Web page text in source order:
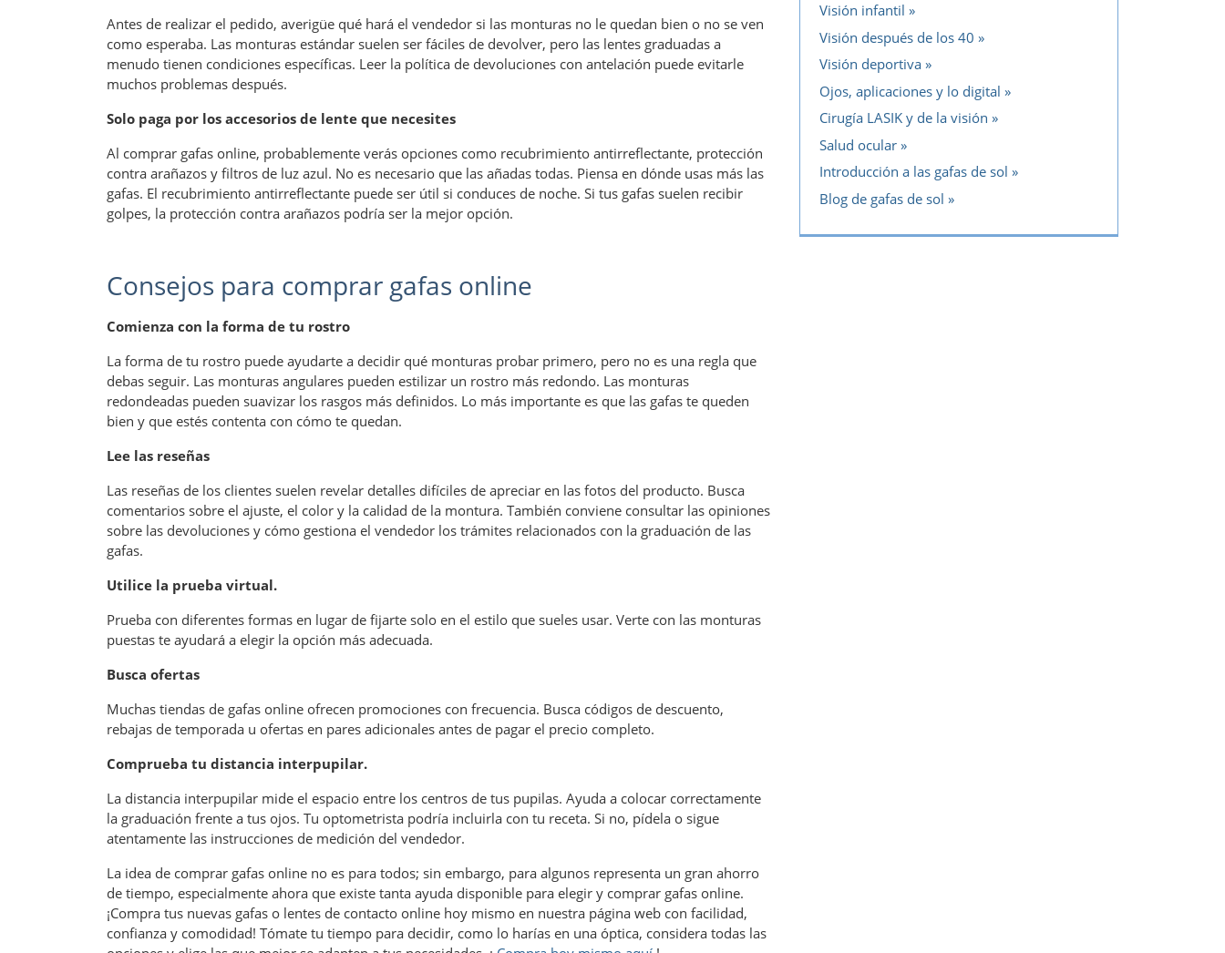
Antes de realizar el pedido, averigüe qué hará el vendedor si las monturas no le quedan bien o no se ven
como esperaba. Las monturas estándar suelen ser fáciles de devolver, pero las lentes graduadas a
menudo tienen condiciones específicas. Leer la política de devoluciones con antelación puede evitarle
muchos problemas después.
Solo paga por los accesorios de lente que necesites
Al comprar gafas online, probablemente verás opciones como recubrimiento antirreflectante, protección
contra arañazos y filtros de luz azul. No es necesario que las añadas todas. Piensa en dónde usas más las
gafas. El recubrimiento antirreflectante puede ser útil si conduces de noche. Si tus gafas suelen recibir
golpes, la protección contra arañazos podría ser la mejor opción.
Consejos para comprar gafas online
Comienza con la forma de tu rostro
La forma de tu rostro puede ayudarte a decidir qué monturas probar primero, pero no es una regla que
debas seguir. Las monturas angulares pueden estilizar un rostro más redondo. Las monturas
redondeadas pueden suavizar los rasgos más definidos. Lo más importante es que las gafas te queden
bien y que estés contenta con cómo te quedan.
Lee las reseñas
Las reseñas de los clientes suelen revelar detalles difíciles de apreciar en las fotos del producto. Busca
comentarios sobre el ajuste, el color y la calidad de la montura. También conviene consultar las opiniones
sobre las devoluciones y cómo gestiona el vendedor los trámites relacionados con la graduación de las
gafas.
Utilice la prueba virtual.
Prueba con diferentes formas en lugar de fijarte solo en el estilo que sueles usar. Verte con las monturas
puestas te ayudará a elegir la opción más adecuada.
Busca ofertas
Muchas tiendas de gafas online ofrecen promociones con frecuencia. Busca códigos de descuento,
rebajas de temporada u ofertas en pares adicionales antes de pagar el precio completo.
Comprueba tu distancia interpupilar.
La distancia interpupilar mide el espacio entre los centros de tus pupilas. Ayuda a colocar correctamente
la graduación frente a tus ojos. Tu optometrista podría incluirla con tu receta. Si no, pídela o sigue
atentamente las instrucciones de medición del vendedor.
La idea de comprar gafas online no es para todos; sin embargo, para algunos representa un gran ahorro
de tiempo, especialmente ahora que existe tanta ayuda disponible para elegir y comprar gafas online.
¡Compra tus nuevas gafas o lentes de contacto online hoy mismo en nuestra página web con facilidad,
confianza y comodidad! Tómate tu tiempo para decidir, como lo harías en una óptica, considera todas las
Visión infantil
Visión después de los 40
Visión deportiva
Ojos, aplicaciones y lo digital
Cirugía LASIK y de la visión
Salud ocular
Introducción a las gafas de sol
Blog de gafas de sol